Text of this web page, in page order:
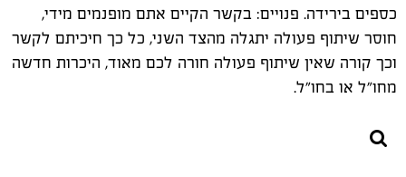
כספים בירידה. פנויים: בקשר הקיים אתם מופנמים מידי,
חוסר שיתוף פעולה יתגלה מהצד השני, כל כך חיכיתם לקשר
וכך קורה שאין שיתוף פעולה חורה לכם מאוד, היכרות חדשה
מחו"ל או בחו"ל.